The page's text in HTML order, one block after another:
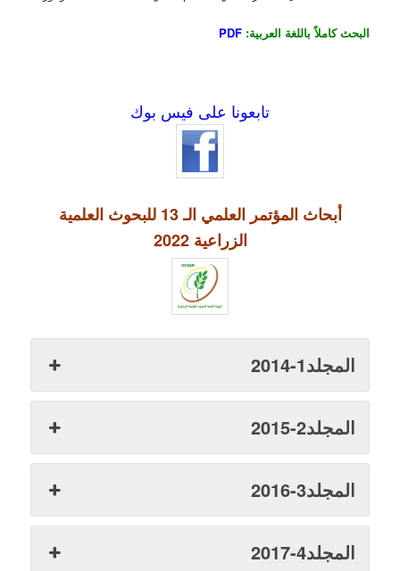
البحث كاملاً باللغة العربية: PDF
تابعونا على فيس بوك
أبحاث المؤتمر العلمي الـ 13 للبحوث العلمية
الزراعية 2022
المجلد1-2014
المجلد2-2015
المجلد3-2016
المجلد4-2017